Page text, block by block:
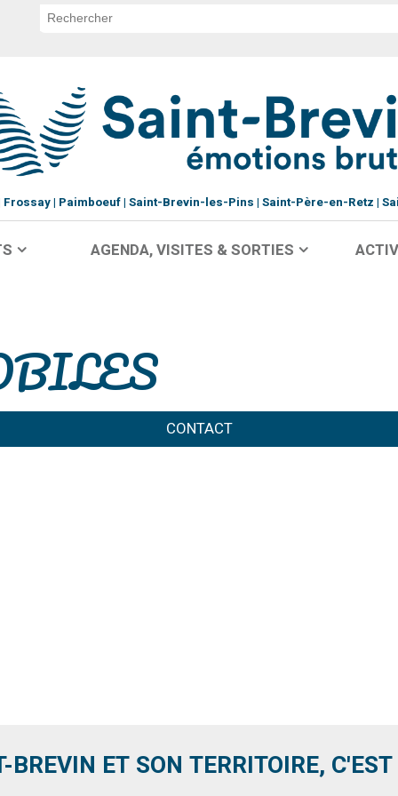
Frossay Paimboeuf Saint-Brevin-les-Pins Saint-Père-en-Retz
AGENDA, VISITES & SORTIES
CONTACT
BREVIN ET SON TERRITOIRE,